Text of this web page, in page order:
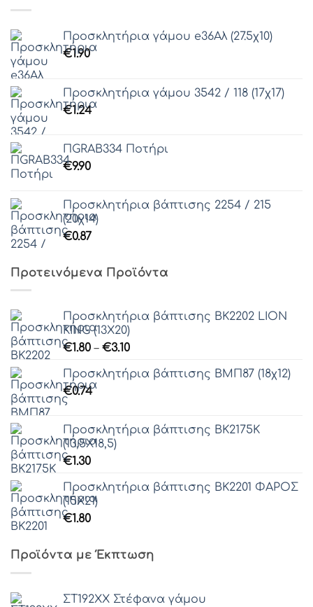
Προσκλητήρια γάμου e36Αλ (27.5χ10)
€1.90
Προσκλητήρια γάμου 3542 / 118 (17χ17)
€1.24
ΠGRAB334 Ποτήρι
€9.90
Προσκλητήρια βάπτισης 2254 / 215
(20χ14)
€0.87
Προτεινόμενα Προϊόντα
Προσκλητήρια βάπτισης ΒΚ2202 LION
KING (13Χ20)
€1.80 – €3.10Price
€1.80
Προσκλητήρια βάπτισης ΒΜΠ87 (18χ12)
€0.74
Προσκλητήρια βάπτισης ΒΚ2175Κ
(13,5Χ18,5)
€1.30
Προσκλητήρια βάπτισης ΒΚ2201 ΦΑΡΟΣ
(15Χ21)
€1.80
Προϊόντα με Έκπτωση
ΣΤ192ΧΧ Στέφανα γάμου